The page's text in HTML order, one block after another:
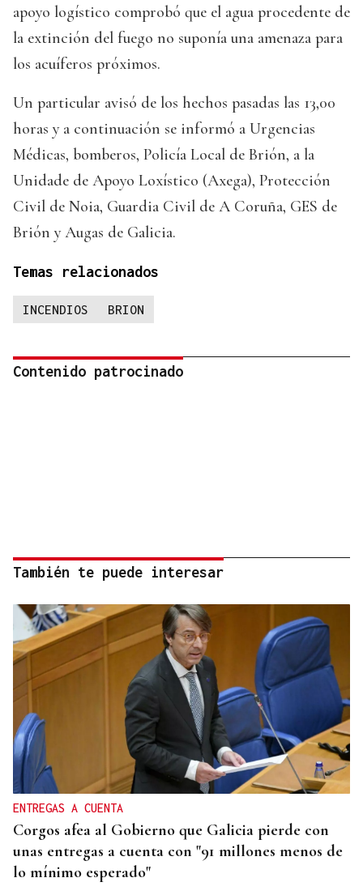
apoyo logístico comprobó que el agua procedente de
la extinción del fuego no suponía una amenaza para
los acuíferos próximos.
Un particular avisó de los hechos pasadas las 13,00
horas y a continuación se informó a Urgencias
Médicas, bomberos, Policía Local de Brión, a la
Unidade de Apoyo Loxístico (Axega), Protección
Civil de Noia, Guardia Civil de A Coruña, GES de
Brión y Augas de Galicia.
Temas relacionados
INCENDIOS BRION
Contenido patrocinado
También te puede interesar
ENTREGAS A CUENTA
Corgos afea al Gobierno que Galicia pierde con
unas entregas a cuenta con "91 millones menos de
lo mínimo esperado"